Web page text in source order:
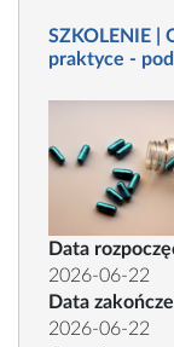
SZKOLENIE |
praktyce -
Data
2026-06-22
Data
2026-06-22